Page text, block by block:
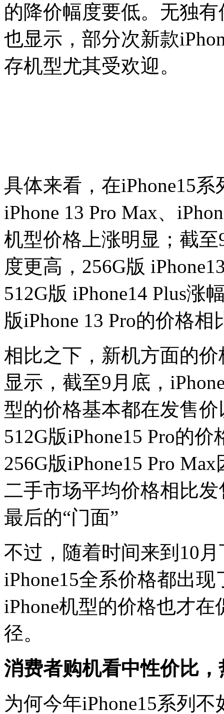
的降价幅度要低。无独
也显示，部分次新款
存机型尤其受欢迎。
具体来看，在iPhone15
iPhone 13 Pro Max、
机型价格上涨明显；截
度更高，256G版
512G版 iPhone14 Plus涨
版iPhone 13 Pro的价格
相比之下，新机方面的
显示，截至9月底，
型的价格基本都在发售
512G版iPhone15 Pro的
256G版iPhone15 Pro
二手市场平均价格相比
最后的“门面”
不过，随着时间来到10
iPhone15全系价格都出
iPhone机型的价格也才
径。
消费者购机看中性价比
为何今年iPhone15系列